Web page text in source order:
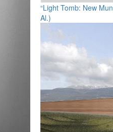
“Light Tomb: New
Al.)